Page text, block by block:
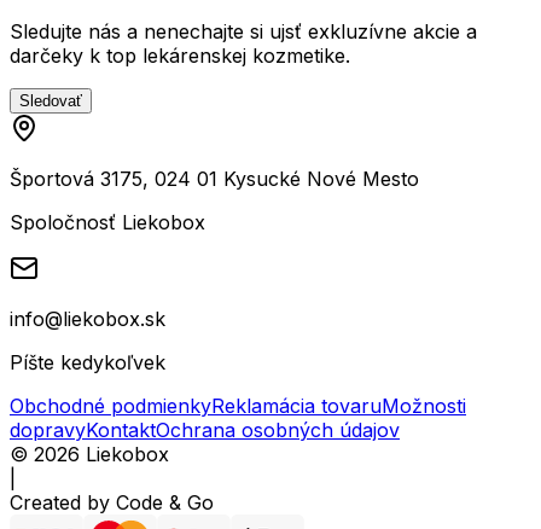
Sledujte nás a nenechajte si ujsť exkluzívne akcie a
darčeky k top lekárenskej kozmetike.
Sledovať
Športová 3175, 024 01 Kysucké Nové Mesto
Spoločnosť Liekobox
info@liekobox.sk
Píšte kedykoľvek
Obchodné podmienkyReklamácia tovaruMožnosti
dopravyKontaktOchrana osobných údajov
© 2026 Liekobox
Created by Code & Go